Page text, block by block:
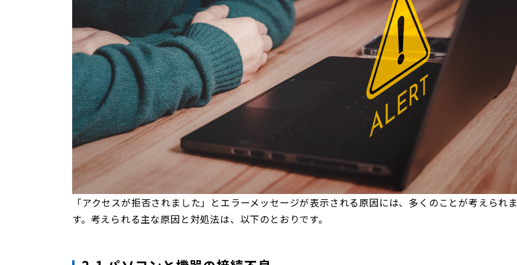
「アクセスが拒否されました」とエラーメッセージが表示される原因には、多くのことが考えられま
す。考えられる主な原因と対処法は、以下のとおりです。